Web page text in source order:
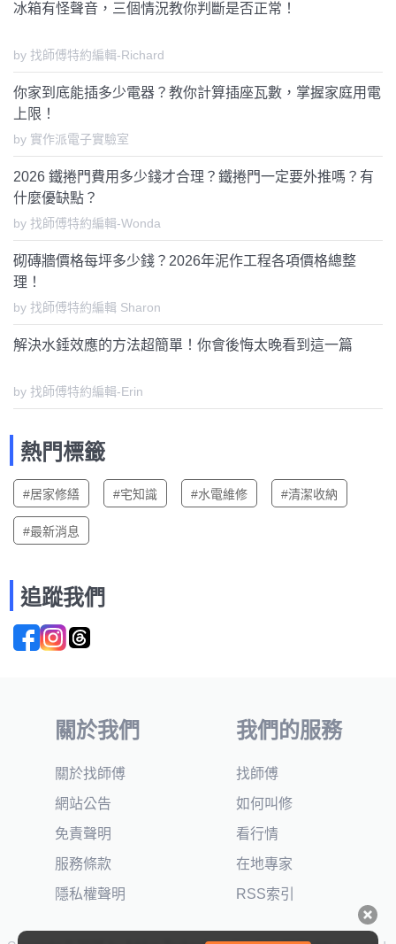
冰箱有怪聲音，三個情況教你判斷是否正常！
by 找師傅特約編輯-Richard
你家到底能插多少電器？教你計算插座瓦數，掌握家庭用電
上限！
by 實作派電子實驗室
2026 鐵捲門費用多少錢才合理？鐵捲門一定要外推嗎？有
什麼優缺點？
by 找師傅特約編輯-Wonda
砌磚牆價格每坪多少錢？2026年泥作工程各項價格總整
理！
by 找師傅特約編輯 Sharon
解決水錘效應的方法超簡單！你會後悔太晚看到這一篇
by 找師傅特約編輯-Erin
熱門標籤
#居家修繕 #宅知識 #水電維修 #清潔收納
#最新消息
追蹤我們
關於我們
關於找師傅
網站公告
免責聲明
服務條款
隱私權聲明
我們的服務
找師傅
如何叫修
看行情
在地專家
RSS索引